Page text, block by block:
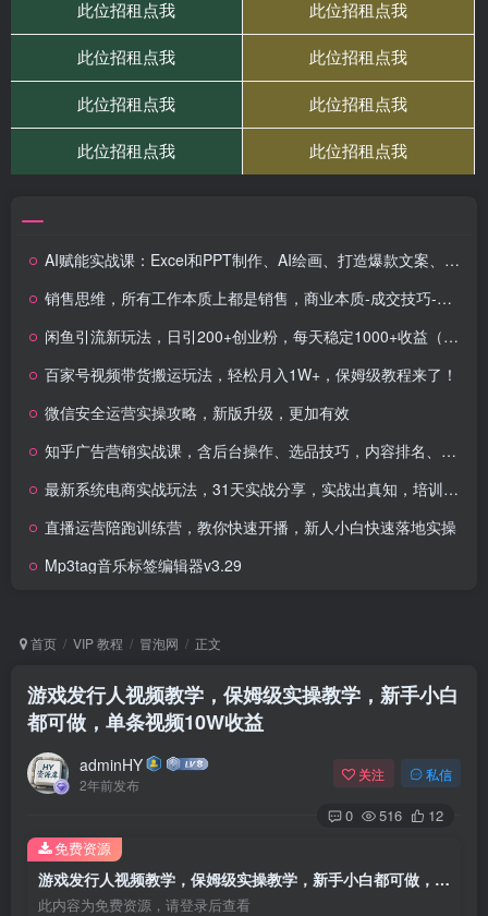
AI赋能实战课：Excel和PPT制作、AI绘画、打造爆款文案、实现流量变现
销售思维，所有工作本质上都是销售，商业本质-成交技巧-客户心理学-销冠方法论
闲鱼引流新玩法，日引200+创业粉，每天稳定1000+收益（适合居家创业）
百家号视频带货搬运玩法，轻松月入1W+，保姆级教程来了！
微信安全运营实操攻略，新版升级，更加有效
知乎广告营销实战课，含后台操作、选品技巧，内容排名、插件应用与高转化文案写法
最新系统电商实战玩法，31天实战分享，实战出真知，培训电商公司团队
直播运营陪跑训练营，教你快速开播，新人小白快速落地实操
Mp3tag音乐标签编辑器v3.29
首页 VIP 教程 冒泡网 正文
游戏发行人视频教学，保姆级实操教学，新手小白
都可做，单条视频10W收益
adminHY
2年前发布
关注 私信
0 516 12
游戏发行人视频教学，保姆级实操教学，新手小白都可做，单条视频10W收益
此内容为免费资源，请登录后查看
免费资源